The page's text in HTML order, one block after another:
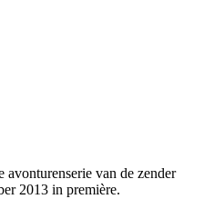
van de zender
2013 in première.